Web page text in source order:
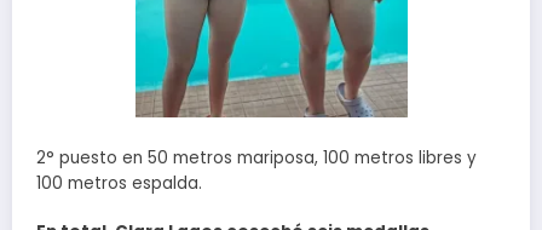
2° puesto en 50 metros mariposa, 100 metros libres y
100 metros espalda.